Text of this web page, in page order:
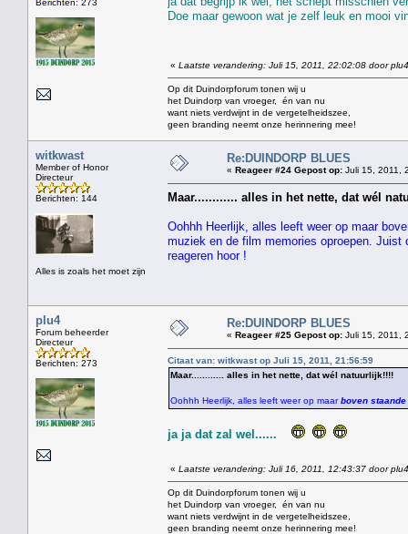
Berichten: 273
Doe maar gewoon wat je zelf leuk en mooi
« Laatste verandering: Juli 15, 2011, 22:02:08 door plu4
Op dit Duindorpforum tonen wij u
het Duindorp van vroeger, én van nu
want niets verdwijnt in de vergetelheidszee,
geen branding neemt onze herinnering mee!
witkwast
Member of Honor
Directeur
Berichten: 144
Alles is zoals het moet zijn
Re:DUINDORP BLUES
« Reageer #24 Gepost op: Juli 15, 2011,
Maar............ alles in het nette, dat wél
Oohhh Heerlijk, alles leeft weer op maar
muziek en de film memories oproepen.
reageren hoor !
plu4
Forum beheerder
Directeur
Berichten: 273
Re:DUINDORP BLUES
« Reageer #25 Gepost op: Juli 15, 2011,
Citaat van: witkwast op Juli 15, 2011, 21:56:59
Maar............ alles in het nette, dat wél natuurlijk!!!!
Oohhh Heerlijk, alles leeft weer op maarboven
ja ja dat zal wel......
« Laatste verandering: Juli 16, 2011, 12:43:37 door plu4
Op dit Duindorpforum tonen wij u
het Duindorp van vroeger, én van nu
want niets verdwijnt in de vergetelheidszee,
geen branding neemt onze herinnering mee!